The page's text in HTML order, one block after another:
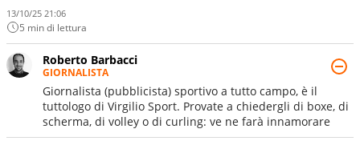
13/10/25 21:06
5 min di lettura
Roberto Barbacci
GIORNALISTA
Giornalista (pubblicista) sportivo a tutto campo, è il
tuttologo di Virgilio Sport. Provate a chiedergli di boxe, di
scherma, di volley o di curling: ve ne farà innamorare